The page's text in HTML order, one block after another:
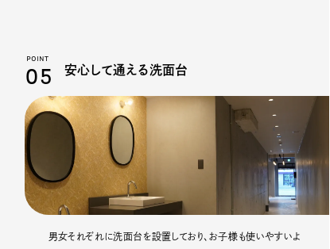
POINT
05 安心して通える洗面台
男女それぞれに洗面台を設置しており、お子様も使いやすいよ